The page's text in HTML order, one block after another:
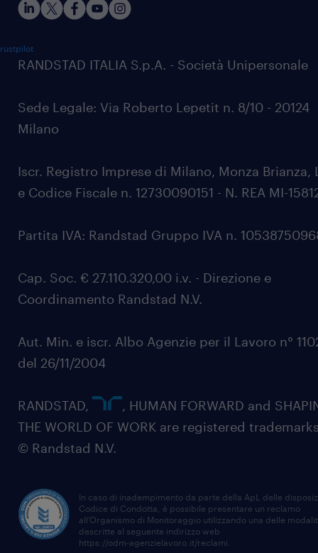
RANDSTAD ITALIA S.p.A. - Società Unipersonale
Sede Legale: Via Roberto Lepetit n. 8/10 - 20124
Milano
Iscr. Registro Imprese di Milano, Monza Brianza,
e Codice Fiscale n. 12730090151 - N. REA MI-
Partita IVA: Randstad Gruppo IVA n.
Cap. Soc. € 27.110.320,00 i.v. - Direzione e
Coordinamento Randstad N.V.
Aut. Min. e iscr. Albo Agenzie per il Lavoro n°
del 26/11/2004
RANDSTAD,
, HUMAN FORWARD and
THE WORLD OF WORK are registered
© Randstad N.V.
In caso di inadempimento da parte della ApL delle
Codice di Condotta, è possibile presentare un reclamo
all’Organismo di Monitoraggio utilizzando una delle
descritte al seguente indirizzo web
https://odm-agenzielavoro.it/reclami